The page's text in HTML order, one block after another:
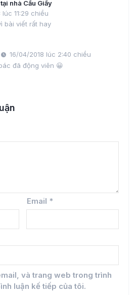
nhà Cầu Giấy
lúc 11:29 chiều
bài viết rất hay
16/04/2018 lúc 2:40 chiều
đã động viên 😀
Email *
và trang web trong trình
luận kế tiếp của tôi.